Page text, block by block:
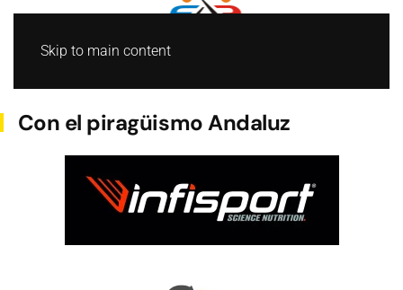
Skip to main content
BARCO DRAGON
Con el piragüismo Andaluz